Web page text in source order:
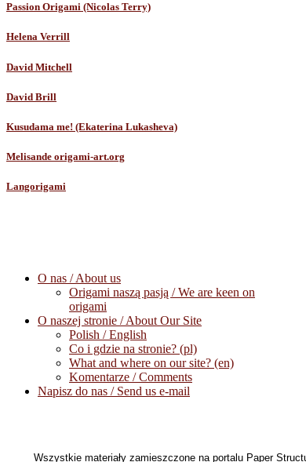
Passion Origami (Nicolas Terry)
Helena Verrill
David Mitchell
David Brill
Kusudama me! (Ekaterina Lukasheva)
Melisande origami-art.org
Langorigami
O nas / About us
Origami naszą pasją / We are keen on
origami
O naszej stronie / About Our Site
Polish / English
Co i gdzie na stronie? (pl)
What and where on our site? (en)
Komentarze / Comments
Napisz do nas / Send us e-mail
Wszystkie materiały zamieszczone na portalu Paper